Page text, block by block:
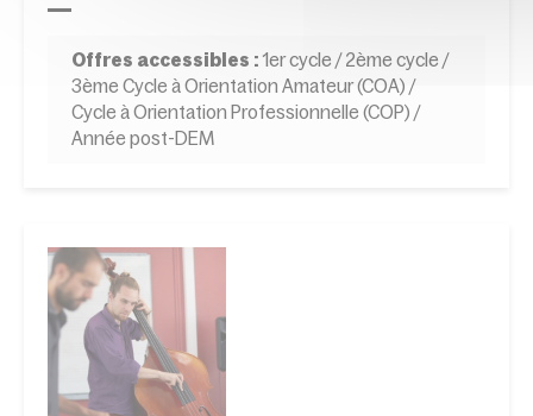
Offres accessibles : 1er cycle / 2ème cycle /
3ème Cycle à Orientation Amateur (COA) /
Cycle à Orientation Professionnelle (COP) /
Année post-DEM